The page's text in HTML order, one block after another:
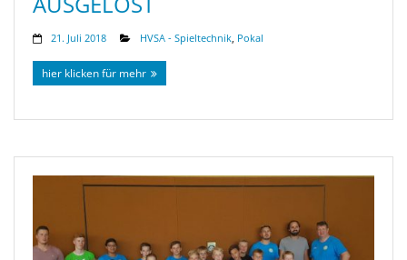
21. Juli 2018 HVSA - Spieltechnik Pokal
hier klicken für mehr